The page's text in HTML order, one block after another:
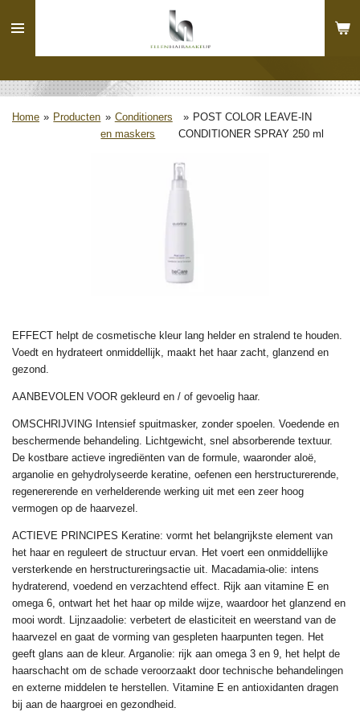
direct
hoofdinhoud
Home » Producten » Conditioners
en maskers
» POST COLOR LEAVE-IN
CONDITIONER SPRAY 250 ml
EFFECT helpt de cosmetische kleur lang helder en stralend te houden.
Voedt en hydrateert onmiddellijk, maakt het haar zacht, glanzend en
gezond.
AANBEVOLEN VOOR gekleurd en / of gevoelig haar.
OMSCHRIJVING Intensief spuitmasker, zonder spoelen. Voedende en
beschermende behandeling. Lichtgewicht, snel absorberende textuur.
De kostbare actieve ingrediënten van de formule, waaronder aloë,
arganolie en gehydrolyseerde keratine, oefenen een herstructurerende,
regenererende en verhelderende werking uit met een zeer hoog
vermogen op de haarvezel.
ACTIEVE PRINCIPES Keratine: vormt het belangrijkste element van
het haar en reguleert de structuur ervan. Het voert een onmiddellijke
versterkende en herstructureringsactie uit. Macadamia-olie: intens
hydraterend, voedend en verzachtend effect. Rijk aan vitamine E en
omega 6, ontwart het het haar op milde wijze, waardoor het glanzend en
mooi wordt. Lijnzaadolie: verbetert de elasticiteit en weerstand van de
haarvezel en gaat de vorming van gespleten haarpunten tegen. Het
geeft glans aan de kleur. Arganolie: rijk aan omega 3 en 9, het helpt de
haarschacht om de schade veroorzaakt door technische behandelingen
en externe middelen te herstellen. Vitamine E en antioxidanten dragen
bij aan de haargroei en gezondheid.